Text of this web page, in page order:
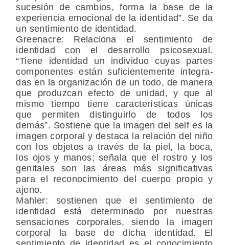
sucesión de cambios, forma la base de la
experiencia emocional de la identidad”. Se da
un sentimiento de identidad.
Greenacre: Relaciona el sentimiento de
identidad con el desarrollo psicosexual.
“Tiene identidad un individuo cuyas partes
componentes están suficientemente integra­
das en la organización de un todo, de manera
que produzcan efecto de unidad, y que al
mismo tiempo tiene características únicas
que permiten distinguirlo de todos los
demás”. Sostiene que la imagen del self es la
imagen corporal y destaca la relación del niño
con los objetos a través de la piel, la boca,
los ojos y manos; señala que el rostro y los
genitales son las áreas más significativas
para el reconocimiento del cuerpo propio y
ajeno.
Mahler: sostienen que el sentimiento de
identidad está determinado por nuestras
sensaciones corporales, siendo la imagen
corporal la base de dicha identidad. El